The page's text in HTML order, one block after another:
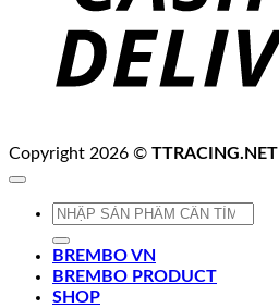
Copyright 2026 © TTRACING.NET
Tìm
BREMBO VN
BREMBO PRODUCT
SHOP